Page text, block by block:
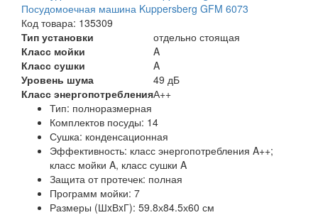
Посудомоечная машина Kuppersberg GFM 6073
Код товара: 135309
Тип установки
отдельно стоящая
Класс мойки
A
Класс сушки
A
Уровень шума
49 дБ
Класс энергопотребленияА++
Тип: полноразмерная
Комплектов посуды: 14
Сушка: конденсационная
Эффективность: класс энергопотребления A++;
класс мойки A, класс сушки A
Защита от протечек: полная
Программ мойки: 7
Размеры (ШxВxГ): 59.8х84.5х60 см